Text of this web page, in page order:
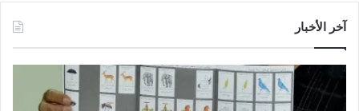
آخر الأخبار